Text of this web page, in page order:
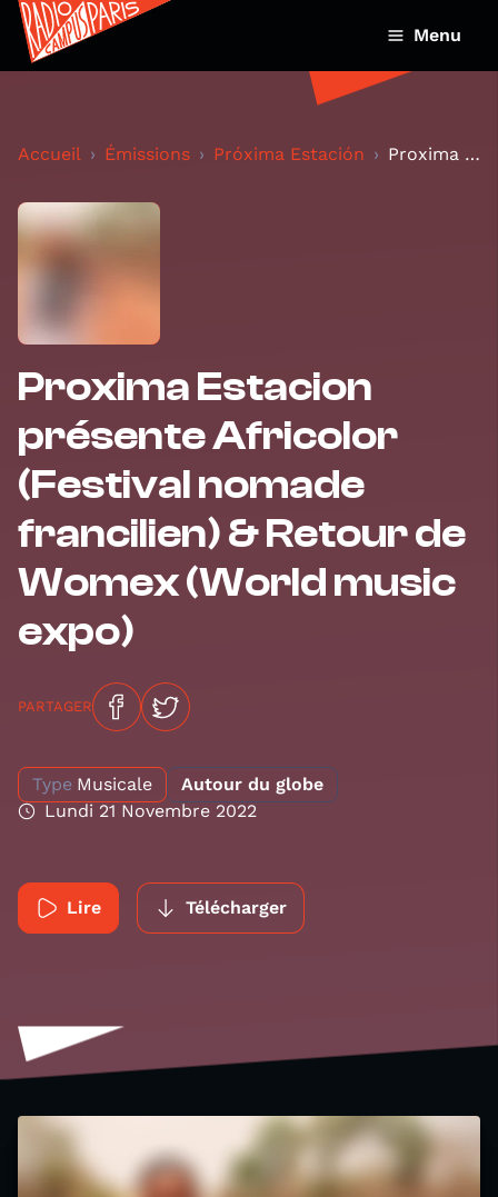
Menu
Accueil Émissions Próxima Estación Proxima Estacion présente Africolor (Festival noma...
Proxima Estacion
présente Africolor
(Festival nomade
francilien) & Retour de
Womex (World music
expo)
PARTAGER
Type Musicale
Autour du globe
Lundi 21 Novembre 2022
Lire Télécharger